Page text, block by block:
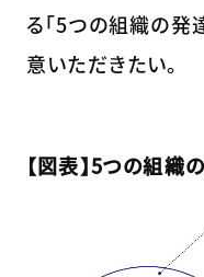
る「5つの組織の発
意いただきたい。
【図表】5つの組織